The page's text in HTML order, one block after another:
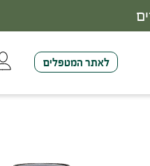
לאתר המטפלים